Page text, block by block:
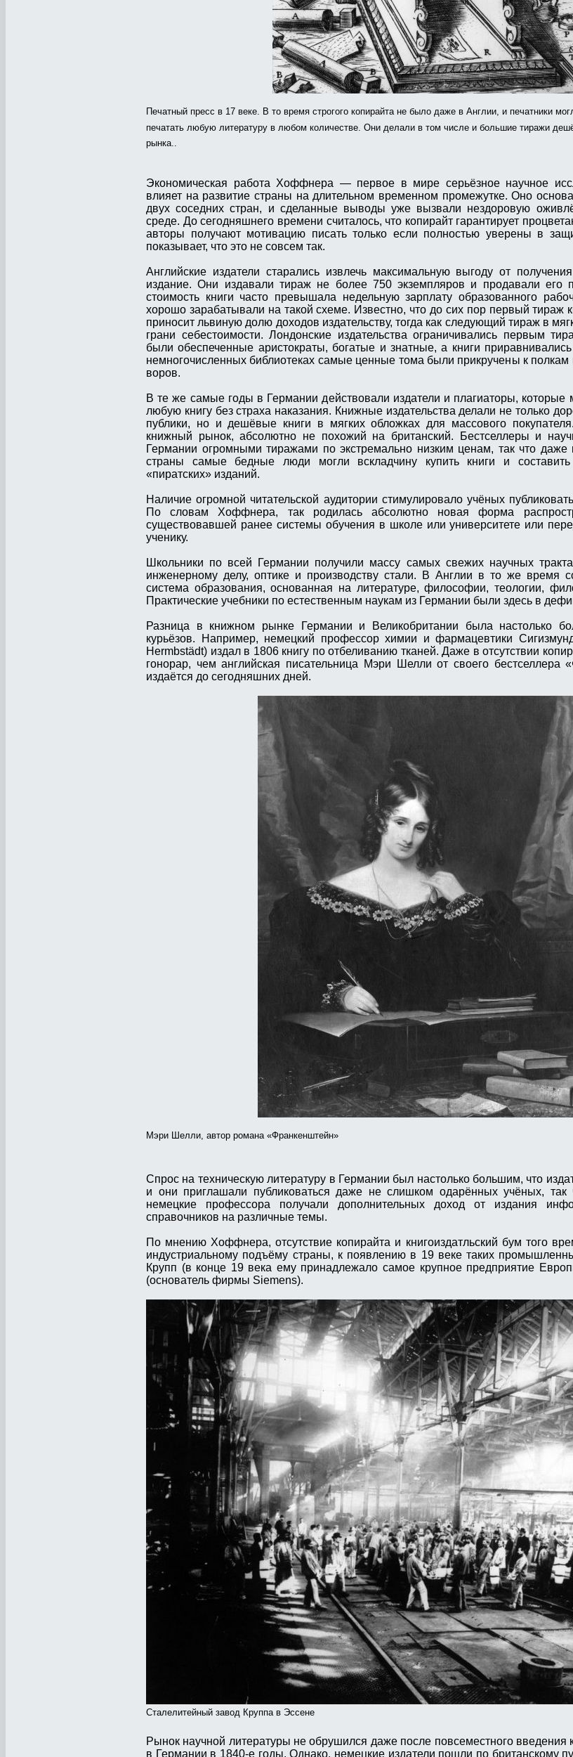
Печатный пресс в 17 веке. В то время строгого копирайта не было даже в Англии, и печатники
печатать любую литературу в любом количестве. Они делали в том числе и большие тиражи
рынка..
Экономическая работа Хоффнера — первое в мире серьёзное научное
влияет на развитие страны на длительном временном промежутке. Оно
двух соседних стран, и сделанные выводы уже вызвали нездоровую
среде. До сегодняшнего времени считалось, что копирайт гарантирует
авторы получают мотивацию писать только если полностью уверены в
показывает, что это не совсем так.
Английские издатели старались извлечь максимальную выгоду от
издание. Они издавали тираж не более 750 экземпляров и продавали его
стоимость книги часто превышала недельную зарплату образованного
хорошо зарабатывали на такой схеме. Известно, что до сих пор первый тираж
приносит львиную долю доходов издательству, тогда как следующий тираж в
грани себестоимости. Лондонские издательства ограничивались первым
были обеспеченные аристократы, богатые и знатные, а книги
немногочисленных библиотеках самые ценные тома были прикручены к
воров.
В те же самые годы в Германии действовали издатели и плагиаторы, которые
любую книгу без страха наказания. Книжные издательства делали не только
публики, но и дешёвые книги в мягких обложках для массового
книжный рынок, абсолютно не похожий на британский. Бестселлеры и
Германии огромными тиражами по экстремально низким ценам, так что даже
страны самые бедные люди могли вскладчину купить книги и составить
«пиратских» изданий.
Наличие огромной читательской аудитории стимулировало учёных
По словам Хоффнера, так родилась абсолютно новая форма
существовавшей ранее системы обучения в школе или университете или
ученику.
Школьники по всей Германии получили массу самых свежих научных
инженерному делу, оптике и производству стали. В Англии в то же время
система образования, основанная на литературе, философии, теологии,
Практические учебники по естественным наукам из Германии были здесь в
Разница в книжном рынке Германии и Великобритании была настолько
курьёзов. Например, немецкий профессор химии и фармацевтики
Hermbstädt) издал в 1806 книгу по отбеливанию тканей. Даже в отсутствии
гонорар, чем английская писательница Мэри Шелли от своего бестселлера
издаётся до сегодняшних дней.
Мэри Шелли, автор романа «Франкенштейн»
Спрос на техническую литературу в Германии был настолько большим, что
и они приглашали публиковаться даже не слишком одарённых учёных, так
немецкие профессора получали дополнительных доход от издания
справочников на различные темы.
По мнению Хоффнера, отсутствие копирайта и книгоиздатльский бум того
индустриальному подъёму страны, к появлению в 19 веке таких
Крупп (в конце 19 века ему принадлежало самое крупное предприятие
(основатель фирмы Siemens).
Сталелитейный завод Круппа в Эссене
Рынок научной литературы не обрушился даже после повсеместного введения
в Германии в 1840-е годы. Однако, немецкие издатели пошли по британскому